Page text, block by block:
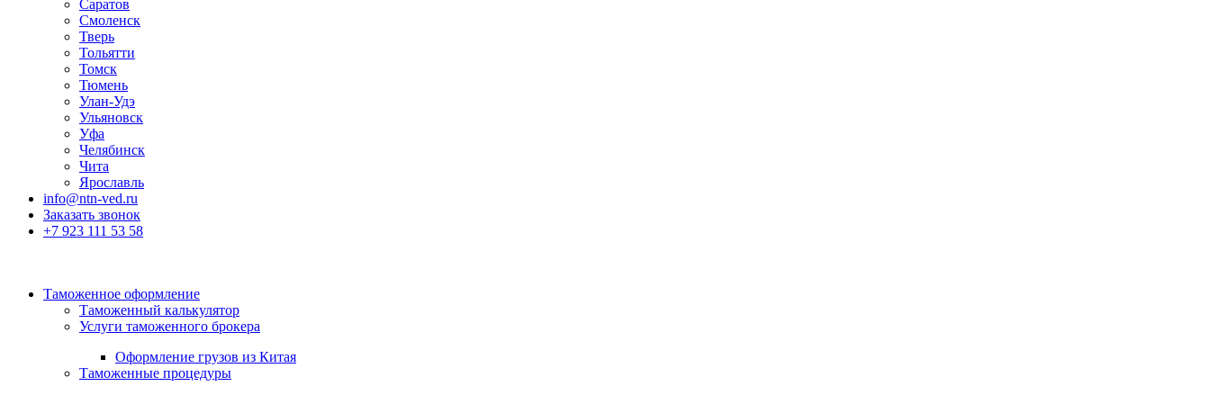
Саратов
Смоленск
Тверь
Тольятти
Томск
Тюмень
Улан-Удэ
Ульяновск
Уфа
Челябинск
Чита
Ярославль
info@ntn-ved.ru
Заказать звонок
+7 923 111 53 58
Таможенное оформление
Таможенный калькулятор
Услуги таможенного брокера
Оформление грузов из Китая
Таможенные процедуры